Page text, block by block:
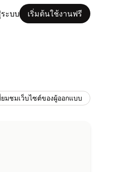
ะบบ เริ่มต้นใช้งานฟรี
ยมชมเว็บไซต์ของผู้ออกแบบ